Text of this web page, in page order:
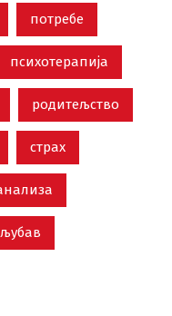
потребе
психотерапија
родитељство
страх
љубав